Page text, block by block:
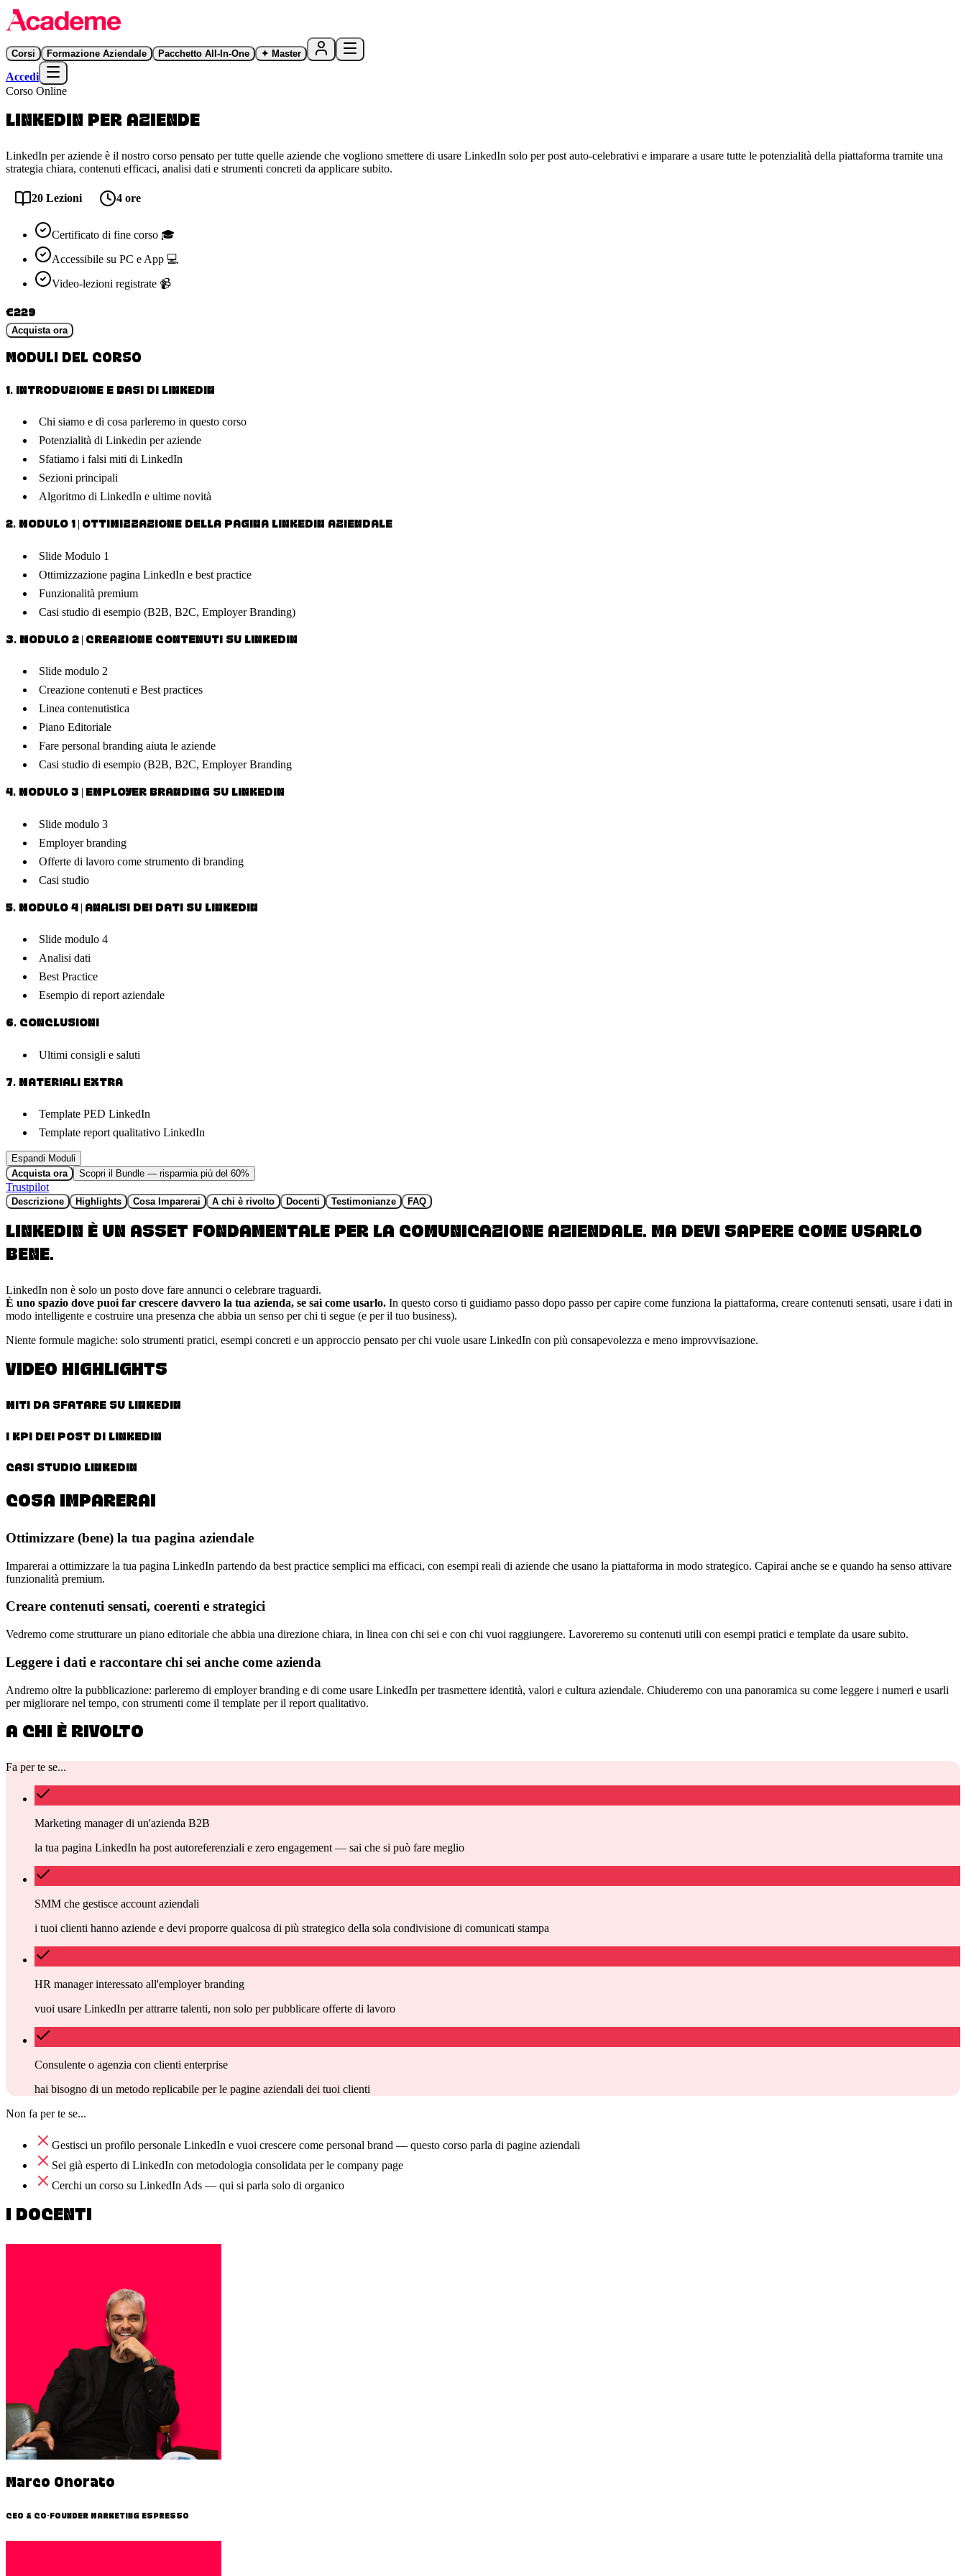
Corsi Formazione Aziendale Pacchetto All-In-One ✦ Master
Accedi
Corso Online
LINKEDIN PER AZIENDE
LinkedIn per aziende è il nostro corso pensato per tutte quelle aziende che vogliono smettere di usare LinkedIn solo per post auto-celebrativi e imparare a usare tutte le potenzialità della piattaforma tramite una
strategia chiara, contenuti efficaci, analisi dati e strumenti concreti da applicare subito.
20 Lezioni 4 ore
Certificato di fine corso 🎓
Accessibile su PC e App 💻
Video-lezioni registrate 📹
€229
Acquista ora
MODULI DEL CORSO
1. INTRODUZIONE E BASI DI LINKEDIN
Chi siamo e di cosa parleremo in questo corso
Potenzialità di Linkedin per aziende
Sfatiamo i falsi miti di LinkedIn
Sezioni principali
Algoritmo di LinkedIn e ultime novità
2. MODULO 1 | OTTIMIZZAZIONE DELLA PAGINA LINKEDIN AZIENDALE
Slide Modulo 1
Ottimizzazione pagina LinkedIn e best practice
Funzionalità premium
Casi studio di esempio (B2B, B2C, Employer Branding)
3. MODULO 2 | CREAZIONE CONTENUTI SU LINKEDIN
Slide modulo 2
Creazione contenuti e Best practices
Linea contenutistica
Piano Editoriale
Fare personal branding aiuta le aziende
Casi studio di esempio (B2B, B2C, Employer Branding
4. MODULO 3 | EMPLOYER BRANDING SU LINKEDIN
Slide modulo 3
Employer branding
Offerte di lavoro come strumento di branding
Casi studio
5. MODULO 4 | ANALISI DEI DATI SU LINKEDIN
Slide modulo 4
Analisi dati
Best Practice
Esempio di report aziendale
6. CONCLUSIONI
Ultimi consigli e saluti
7. MATERIALI EXTRA
Template PED LinkedIn
Template report qualitativo LinkedIn
Espandi Moduli
Acquista ora
Scopri il Bundle — risparmia più del 60%
Trustpilot
Descrizione Highlights Cosa Imparerai A chi è rivolto Docenti Testimonianze FAQ
LINKEDIN È UN ASSET FONDAMENTALE PER LA COMUNICAZIONE AZIENDALE. MA DEVI SAPERE COME USARLO
BENE.
LinkedIn non è solo un posto dove fare annunci o celebrare traguardi.
È uno spazio dove puoi far crescere davvero la tua azienda, se sai come usarlo. In questo corso ti guidiamo passo dopo passo per capire come funziona la piattaforma, creare contenuti sensati, usare i dati in
modo intelligente e costruire una presenza che abbia un senso per chi ti segue (e per il tuo business).
Niente formule magiche: solo strumenti pratici, esempi concreti e un approccio pensato per chi vuole usare LinkedIn con più consapevolezza e meno improvvisazione.
VIDEO HIGHLIGHTS
MITI DA SFATARE SU LINKEDIN
I KPI DEI POST DI LINKEDIN
CASI STUDIO LINKEDIN
COSA IMPARERAI
Ottimizzare (bene) la tua pagina aziendale
Imparerai a ottimizzare la tua pagina LinkedIn partendo da best practice semplici ma efficaci, con esempi reali di aziende che usano la piattaforma in modo strategico. Capirai anche se e quando ha senso attivare
funzionalità premium.
Creare contenuti sensati, coerenti e strategici
Vedremo come strutturare un piano editoriale che abbia una direzione chiara, in linea con chi sei e con chi vuoi raggiungere. Lavoreremo su contenuti utili con esempi pratici e template da usare subito.
Leggere i dati e raccontare chi sei anche come azienda
Andremo oltre la pubblicazione: parleremo di employer branding e di come usare LinkedIn per trasmettere identità, valori e cultura aziendale. Chiuderemo con una panoramica su come leggere i numeri e usarli
per migliorare nel tempo, con strumenti come il template per il report qualitativo.
A CHI È RIVOLTO
Fa per te se...
Marketing manager di un'azienda B2B
la tua pagina LinkedIn ha post autoreferenziali e zero engagement — sai che si può fare meglio
SMM che gestisce account aziendali
i tuoi clienti hanno aziende e devi proporre qualcosa di più strategico della sola condivisione di comunicati stampa
HR manager interessato all'employer branding
vuoi usare LinkedIn per attrarre talenti, non solo per pubblicare offerte di lavoro
Consulente o agenzia con clienti enterprise
hai bisogno di un metodo replicabile per le pagine aziendali dei tuoi clienti
Non fa per te se...
Gestisci un profilo personale LinkedIn e vuoi crescere come personal brand — questo corso parla di pagine aziendali
Sei già esperto di LinkedIn con metodologia consolidata per le company page
Cerchi un corso su LinkedIn Ads — qui si parla solo di organico
I DOCENTI
Marco Onorato
CEO & CO-FOUNDER MARKETING ESPRESSO